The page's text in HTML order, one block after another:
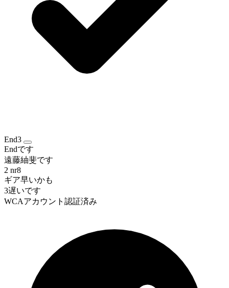
End3
Endです
遠藤紬斐です
2 nr8
ギア早いかも
3遅いです
WCAアカウント認証済み